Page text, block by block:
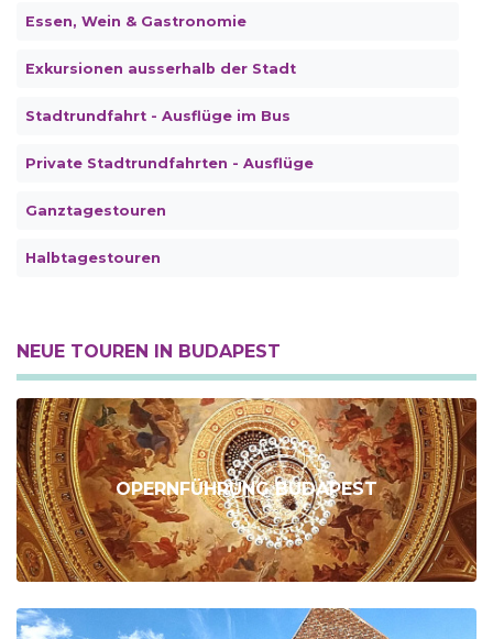
Essen, Wein & Gastronomie
Exkursionen ausserhalb der Stadt
Stadtrundfahrt - Ausflüge im Bus
Private Stadtrundfahrten - Ausflüge
Ganztagestouren
Halbtagestouren
NEUE TOUREN IN BUDAPEST
OPERNFÜHRUNG BUDAPEST